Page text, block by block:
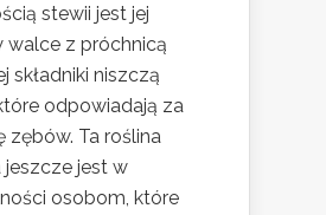
stewii jest jej
walce z próchnicą
składniki niszczą
odpowiadają za
zębów. Ta roślina
jeszcze jest w
osobom, które